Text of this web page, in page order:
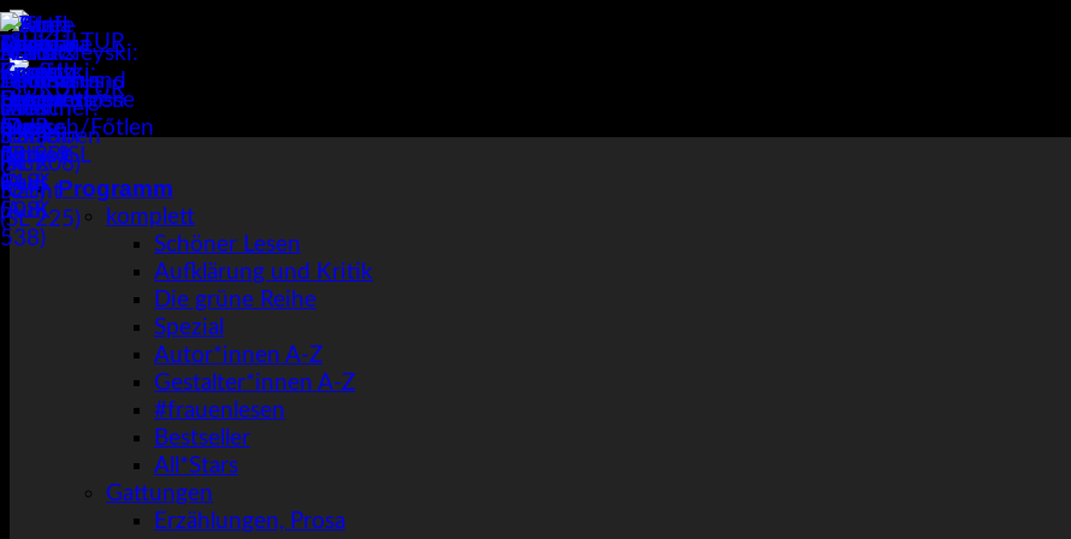
Zum
Inhalt
springen
Programm
komplett
Schöner Lesen
Aufklärung und Kritik
Die grüne Reihe
Spezial
Autor*innen A-Z
Gestalter*innen A-Z
#frauenlesen
Bestseller
All*Stars
Gattungen
Erzählungen, Prosa